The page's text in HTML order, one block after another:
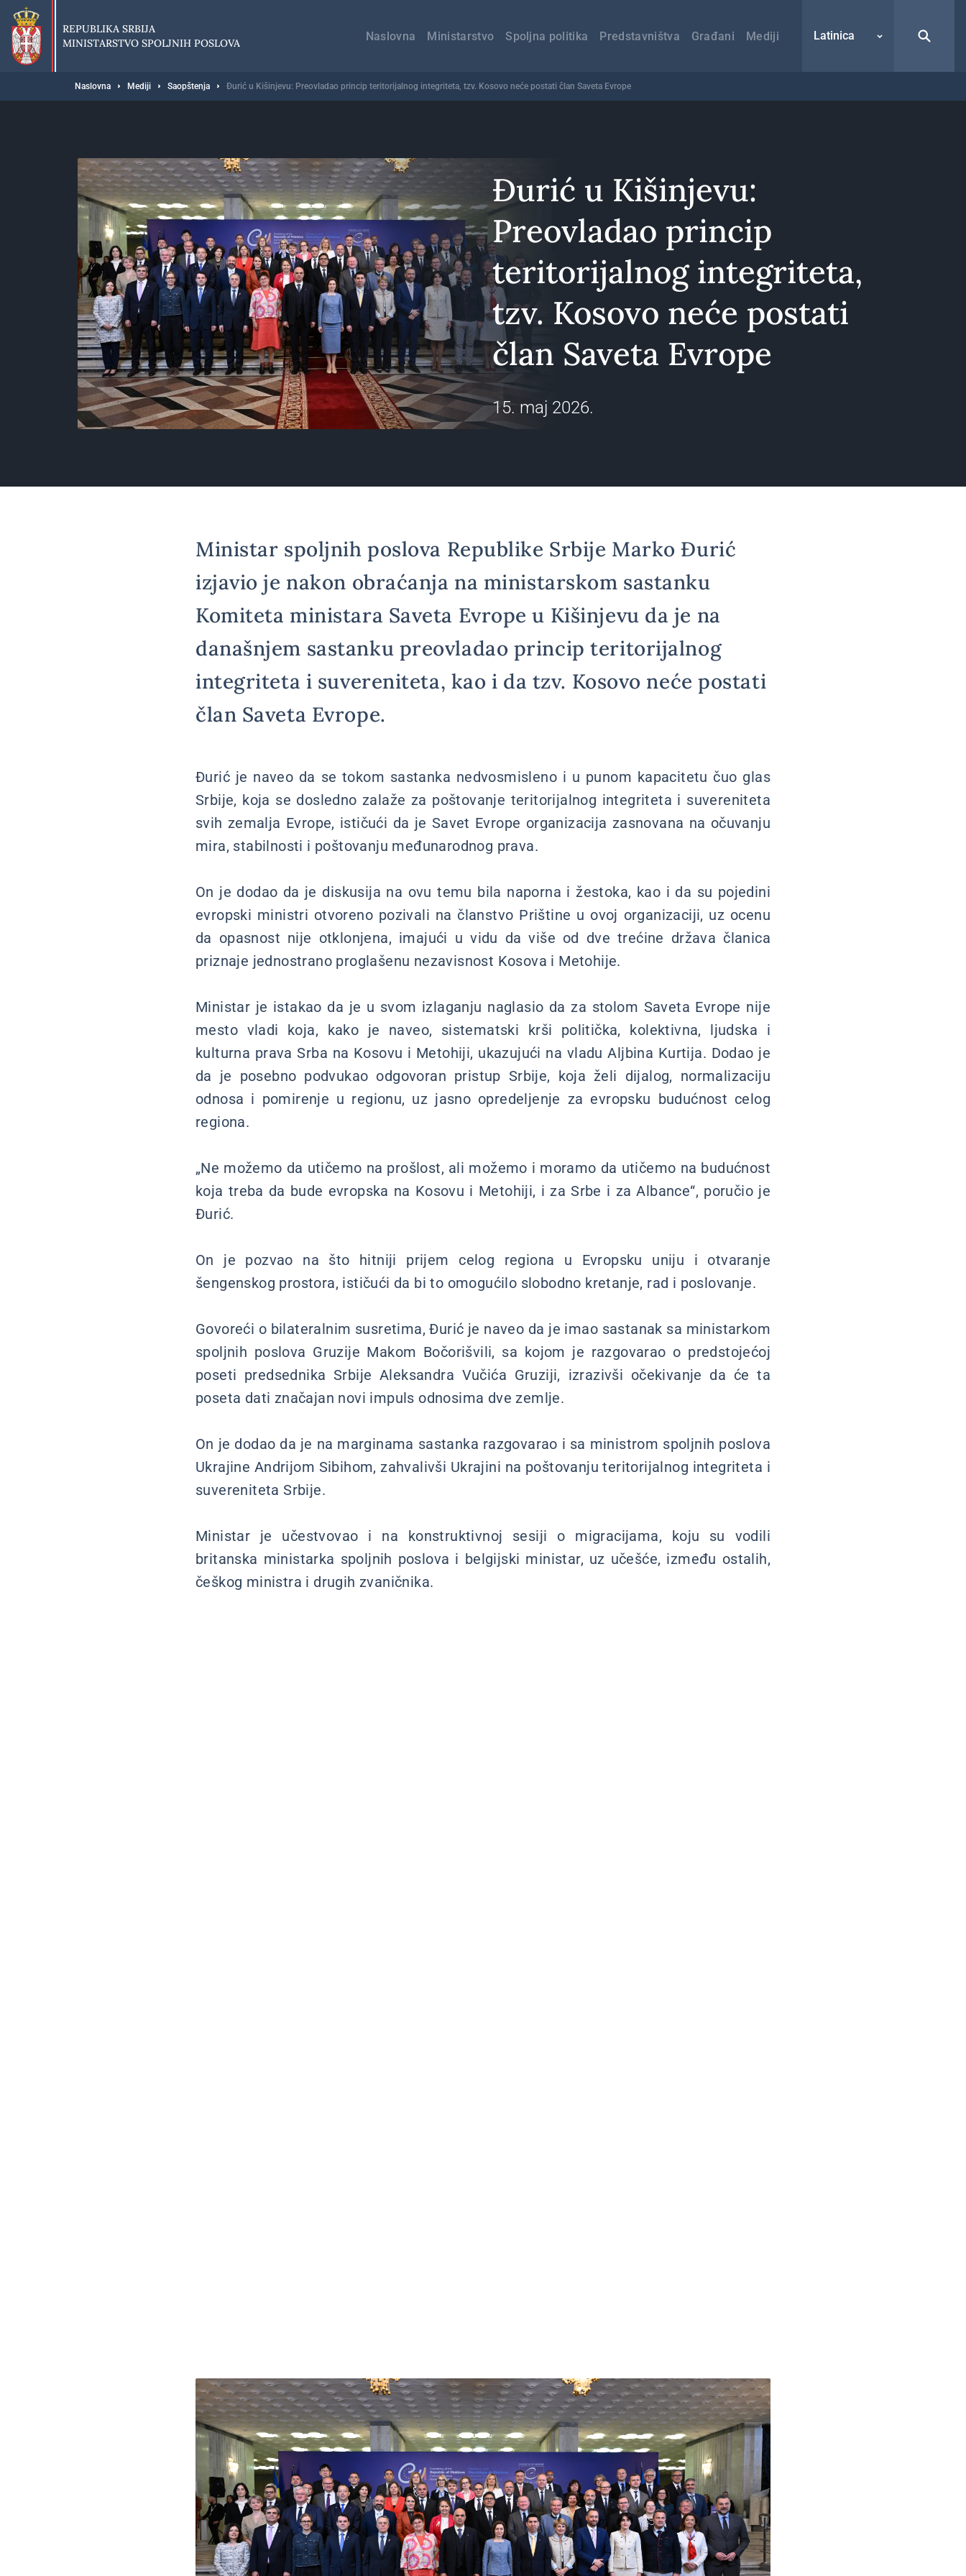
Preskoči
glavni
deo
sadržaja
REPUBLIKA SRBIJA
MINISTARSTVO SPOLJNIH POSLOVA
навигација
Naslovna Ministarstvo Spoljna politika Predstavništva Građani Mediji Latinica
Breadcrumb
Naslovna Mediji Saopštenja Đurić u Kišinjevu: Preovladao princip teritorijalnog integriteta, tzv. Kosovo neće postati član Saveta Evrope
Đurić u Kišinjevu:
Preovladao princip
teritorijalnog integriteta,
tzv. Kosovo neće postati
član Saveta Evrope
15. maj 2026.
Ministar spoljnih poslova Republike Srbije Marko Đurić
izjavio je nakon obraćanja na ministarskom sastanku
Komiteta ministara Saveta Evrope u Kišinjevu da je na
današnjem sastanku preovladao princip teritorijalnog
integriteta i suvereniteta, kao i da tzv. Kosovo neće postati
član Saveta Evrope.
Đurić je naveo da se tokom sastanka nedvosmisleno i u punom kapacitetu čuo glas
Srbije, koja se dosledno zalaže za poštovanje teritorijalnog integriteta i suvereniteta
svih zemalja Evrope, ističući da je Savet Evrope organizacija zasnovana na očuvanju
mira, stabilnosti i poštovanju međunarodnog prava.
On je dodao da je diskusija na ovu temu bila naporna i žestoka, kao i da su pojedini
evropski ministri otvoreno pozivali na članstvo Prištine u ovoj organizaciji, uz ocenu
da opasnost nije otklonjena, imajući u vidu da više od dve trećine država članica
priznaje jednostrano proglašenu nezavisnost Kosova i Metohije.
Ministar je istakao da je u svom izlaganju naglasio da za stolom Saveta Evrope nije
mesto vladi koja, kako je naveo, sistematski krši politička, kolektivna, ljudska i
kulturna prava Srba na Kosovu i Metohiji, ukazujući na vladu Aljbina Kurtija. Dodao je
da je posebno podvukao odgovoran pristup Srbije, koja želi dijalog, normalizaciju
odnosa i pomirenje u regionu, uz jasno opredeljenje za evropsku budućnost celog
regiona.
„Ne možemo da utičemo na prošlost, ali možemo i moramo da utičemo na budućnost
koja treba da bude evropska na Kosovu i Metohiji, i za Srbe i za Albance“, poručio je
Đurić.
On je pozvao na što hitniji prijem celog regiona u Evropsku uniju i otvaranje
šengenskog prostora, ističući da bi to omogućilo slobodno kretanje, rad i poslovanje.
Govoreći o bilateralnim susretima, Đurić je naveo da je imao sastanak sa ministarkom
spoljnih poslova Gruzije Makom Bočorišvili, sa kojom je razgovarao o predstojećoj
poseti predsednika Srbije Aleksandra Vučića Gruziji, izrazivši očekivanje da će ta
poseta dati značajan novi impuls odnosima dve zemlje.
On je dodao da je na marginama sastanka razgovarao i sa ministrom spoljnih poslova
Ukrajine Andrijom Sibihom, zahvalivši Ukrajini na poštovanju teritorijalnog integriteta i
suvereniteta Srbije.
Ministar je učestvovao i na konstruktivnoj sesiji o migracijama, koju su vodili
britanska ministarka spoljnih poslova i belgijski ministar, uz učešće, između ostalih,
češkog ministra i drugih zvaničnika.